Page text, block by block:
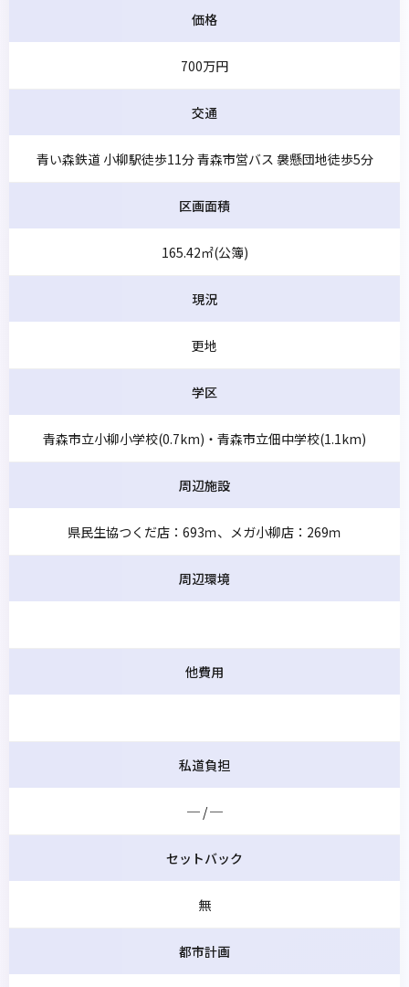
価格
700万円
交通
青い森鉄道 小柳駅徒歩11分 青森市営バス 袰懸団地徒歩5分
区画面積
165.42㎡(公簿)
現況
更地
学区
青森市立小柳小学校(0.7km)・青森市立佃中学校(1.1km)
周辺施設
県民生協つくだ店：693ｍ、メガ小柳店：269ｍ
周辺環境
他費用
私道負担
─ / ─
セットバック
無
都市計画